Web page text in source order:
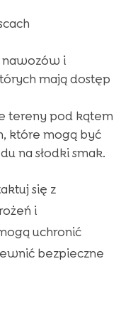
nawozów i
mają dostęp
tereny pod kątem
które mogą być
na słodki smak.
się z
i
uchronić
bezpieczne